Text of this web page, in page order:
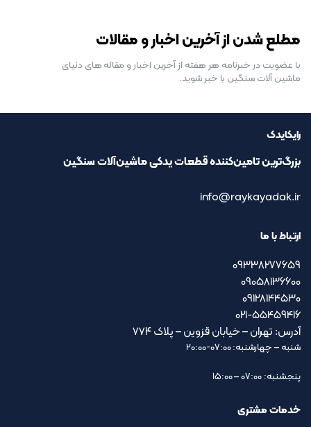
مطلع شدن از آخرین اخبار و مقالات
با عضویت در خبرنامه هر هفته از آخرین اخبار و مقاله های دنیای
ماشین آلات سنگین با خبر شوید.
رایکایدک
بزرگ‌ترین تامین‌کننده قطعات یدکی ماشین‌آلات سنگین
info@raykayadak.ir
ارتباط با ما
09338277659
09058136600
09128144530
021-55459416
آدرس: تهران – خیابان قزوین – پلاک ۷۷۴
شنبه – چهارشنبه: 07:00-20:00
پنجشنبه: 07:00 – 15:00
خدمات مشتری